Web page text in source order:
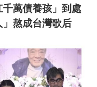
萬債養孩」到處
熬成台灣歌后